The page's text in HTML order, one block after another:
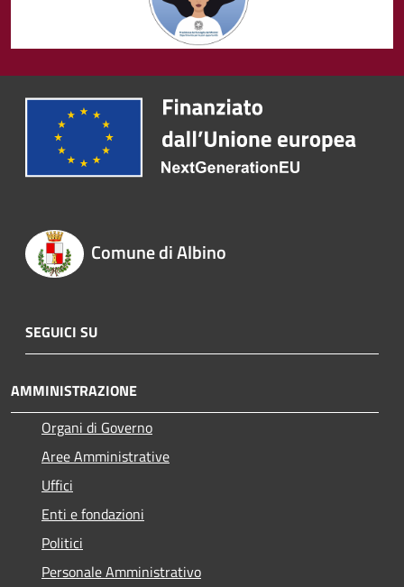
Comune di Albino
SEGUICI SU
AMMINISTRAZIONE
Organi di Governo
Aree Amministrative
Uffici
Enti e fondazioni
Politici
Personale Amministrativo